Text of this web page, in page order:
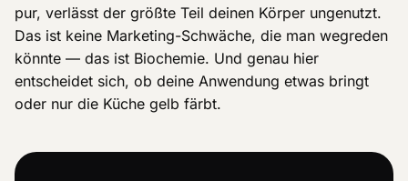
pur, verlässt der größte Teil deinen Körper ungenutzt.
Das ist keine Marketing-Schwäche, die man wegreden
könnte — das ist Biochemie. Und genau hier
entscheidet sich, ob deine Anwendung etwas bringt
oder nur die Küche gelb färbt.